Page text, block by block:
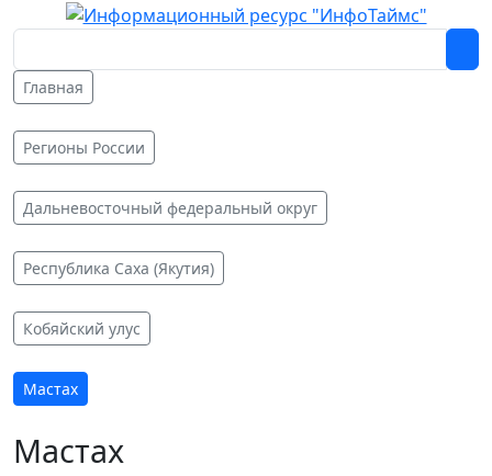
Главная
Регионы России
Дальневосточный федеральный округ
Республика Саха (Якутия)
Кобяйский улус
Мастах
Мастах